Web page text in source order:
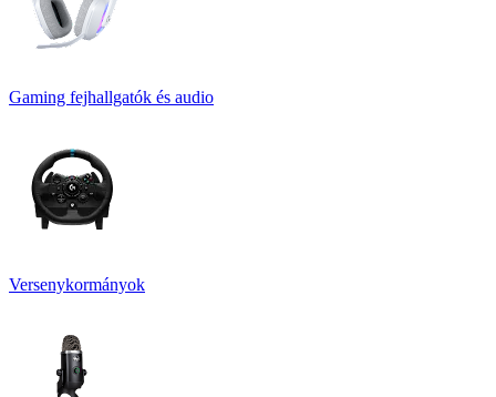
Gaming fejhallgatók és audio
Versenykormányok